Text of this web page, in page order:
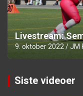
Livestream:
9. oktober 2022 JM
Siste videoer